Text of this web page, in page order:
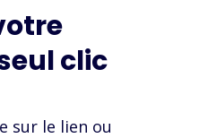
clic
sur le lien ou